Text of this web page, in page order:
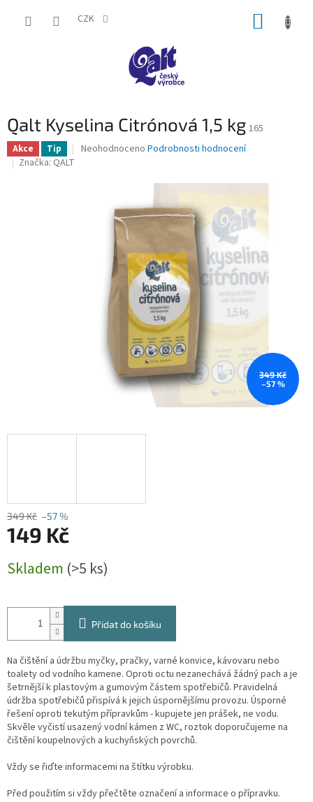
CZK
Qalt Kyselina Citrónová 1,5 kg 165
Akce Tip
Průměrné
hvězdiček.
Neohodnoceno Podrobnosti hodnocení
Značka: QALT
349 Kč
–57 %
349 Kč –57 %
149 Kč
cena:
Skladem (>5 ks)
Přidat do košíku
Na čištění a údržbu myčky, pračky, varné konvice, kávovaru nebo
toalety od vodního kamene. Oproti octu nezanechává žádný pach a je
šetrnější k plastovým a gumovým částem spotřebičů. Pravidelná
údržba spotřebičů přispívá k jejich úspornějšímu provozu. Úsporné
řešení oproti tekutým přípravkům - kupujete jen prášek, ne vodu.
Skvěle vyčistí usazený vodní kámen z WC, roztok doporučujeme na
čištění koupelnových a kuchyňských povrchů.
Vždy se řiďte informacemi na štítku výrobku.
Před použitím si vždy přečtěte označení a informace o přípravku.